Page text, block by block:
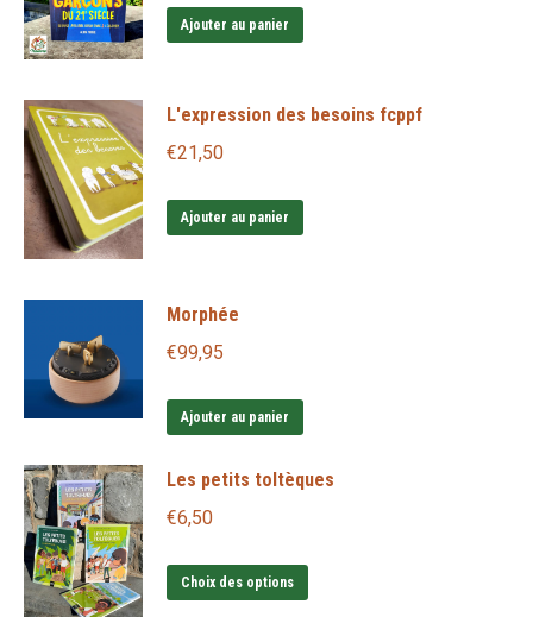
Ajouter au panier
L'expression des besoins fcppf
€21,50
Ajouter au panier
Morphée
€99,95
Ajouter au panier
Les petits toltèques
€6,50
Choix des options